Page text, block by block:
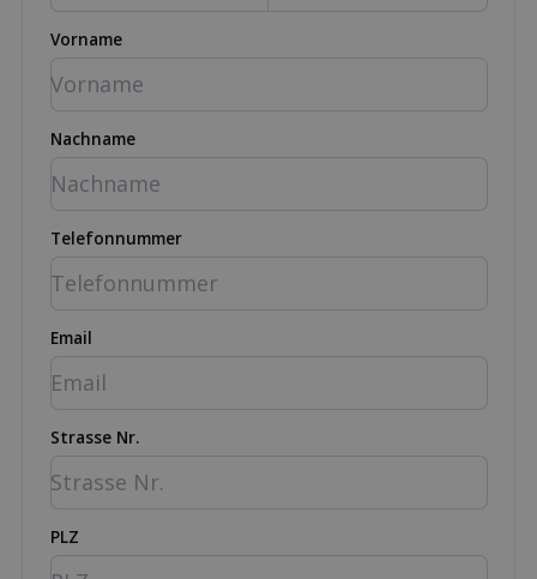
Vorname
Nachname
Telefonnummer
Email
Strasse Nr.
PLZ